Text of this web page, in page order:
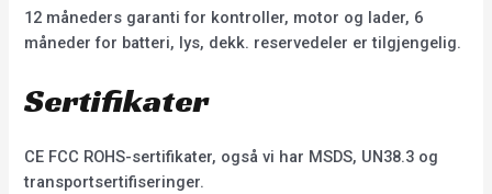
12 måneders garanti for kontroller, motor og lader, 6
måneder for batteri, lys, dekk. reservedeler er tilgjengelig.
Sertifikater
CE FCC ROHS-sertifikater, også vi har MSDS, UN38.3 og
transportsertifiseringer.